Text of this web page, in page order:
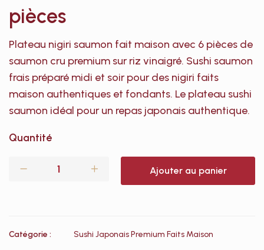
pièces
Plateau nigiri saumon fait maison avec 6 pièces de
saumon cru premium sur riz vinaigré. Sushi saumon
frais préparé midi et soir pour des nigiri faits
maison authentiques et fondants. Le plateau sushi
saumon idéal pour un repas japonais authentique.
Quantité
Ajouter au panier
Catégorie : Sushi Japonais Premium Faits Maison